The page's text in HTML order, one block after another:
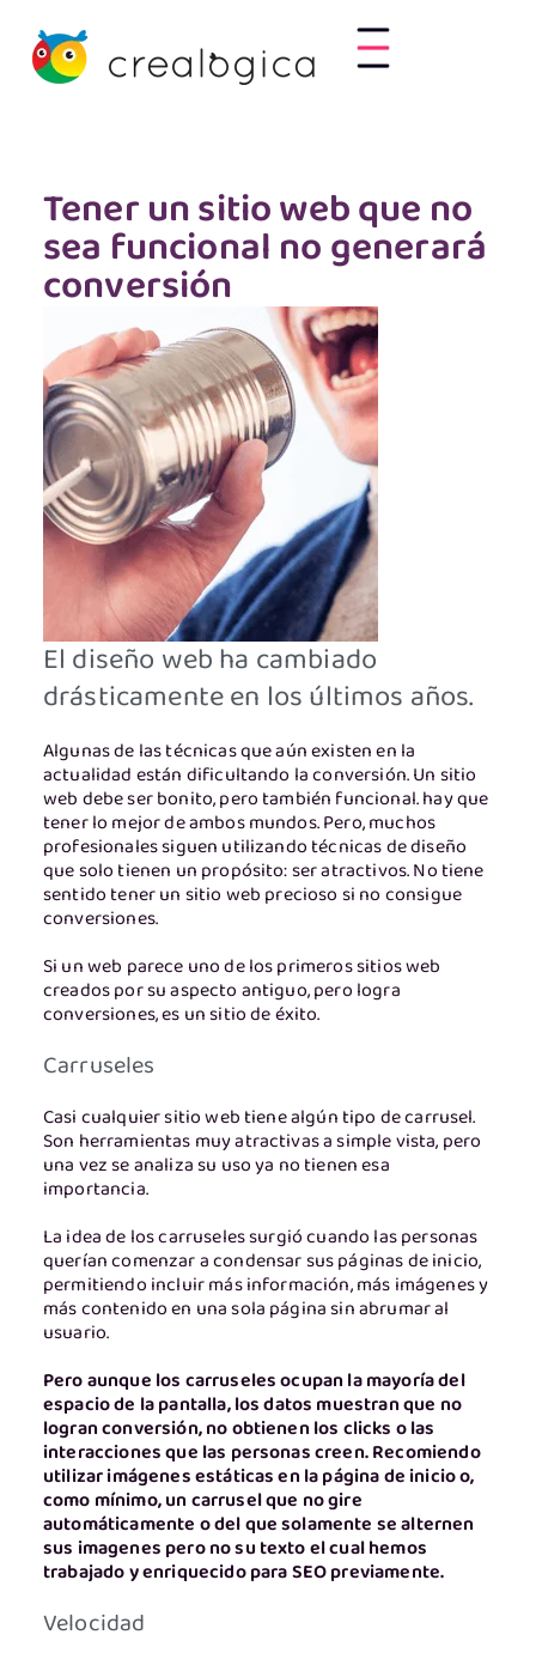
Tener un sitio web que no
sea funcional no generará
conversión
El diseño web ha cambiado
drásticamente en los últimos años.
Algunas de las técnicas que aún existen en la
actualidad están dificultando la conversión. Un sitio
web debe ser bonito, pero también funcional. hay que
tener lo mejor de ambos mundos. Pero, muchos
profesionales siguen utilizando técnicas de diseño
que solo tienen un propósito: ser atractivos. No tiene
sentido tener un sitio web precioso si no consigue
conversiones.
Si un web parece uno de los primeros sitios web
creados por su aspecto antiguo, pero logra
conversiones, es un sitio de éxito.
Carruseles
Casi cualquier sitio web tiene algún tipo de carrusel.
Son herramientas muy atractivas a simple vista, pero
una vez se analiza su uso ya no tienen esa
importancia.
La idea de los carruseles surgió cuando las personas
querían comenzar a condensar sus páginas de inicio,
permitiendo incluir más información, más imágenes y
más contenido en una sola página sin abrumar al
usuario.
Pero aunque los carruseles ocupan la mayoría del
espacio de la pantalla, los datos muestran que no
logran conversión, no obtienen los clicks o las
interacciones que las personas creen. Recomiendo
utilizar imágenes estáticas en la página de inicio o,
como mínimo, un carrusel que no gire
automáticamente o del que solamente se alternen
sus imagenes pero no su texto el cual hemos
trabajado y enriquecido para SEO previamente.
Velocidad